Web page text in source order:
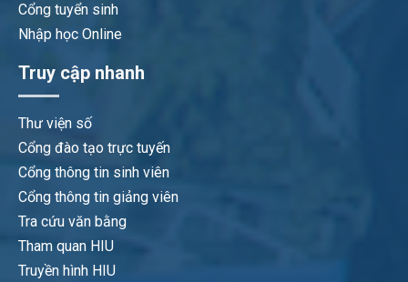
Cổng tuyển sinh
Nhập học Online
Truy cập nhanh
Thư viện số
Cổng đào tạo trực tuyến
Cổng thông tin sinh viên
Cổng thông tin giảng viên
Tra cứu văn bằng
Tham quan HIU
Truyền hình HIU